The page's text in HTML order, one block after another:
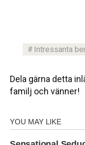
Intressanta
Dela gärna detta
familj och vänner!